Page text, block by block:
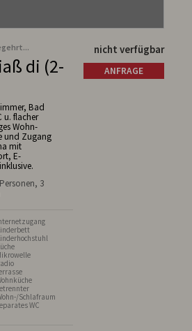
di (2-
Bad
u. flacher
Wohn-
und Zugang
mit
E-
3
Schlafraum
WC
nicht verfügbar
ANFRAGE